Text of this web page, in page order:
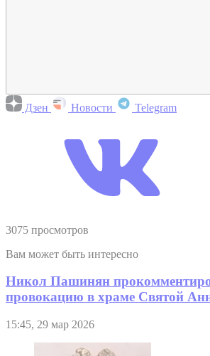
Дзен Новости Telegram
3075 просмотров
Вам может быть интересно
Никол Пашинян
провокацию в храме Святой
15:45, 29 мар 2026